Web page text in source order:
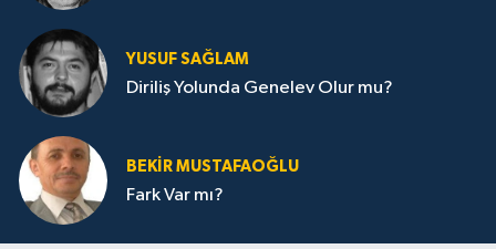
YUSUF SAĞLAM
Diriliş Yolunda Genelev Olur mu?
BEKIR MUSTAFAOĞLU
Fark Var mı?